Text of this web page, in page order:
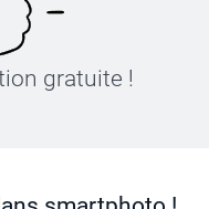
gratuite !